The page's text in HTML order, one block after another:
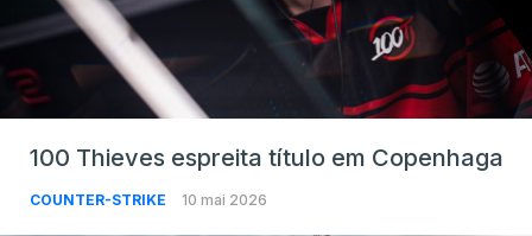
100 Thieves espreita título em Copenhaga
COUNTER-STRIKE 10 mai 2026